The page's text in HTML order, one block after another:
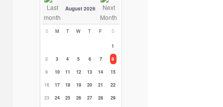
August 2026
S M T W T F S
1
2
3 4 5 6 7
8
9
10 11 12 13 14
15
16
17 18 19 20 21
22
23
24 25 26 27 28
29